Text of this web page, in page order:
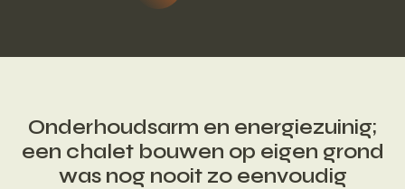
Onderhoudsarm en energiezuinig;
een chalet bouwen op eigen grond
was nog nooit zo eenvoudig